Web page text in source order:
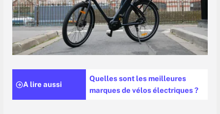
A lire aussi
Quelles sont les meilleures
marques de vélos électriques ?